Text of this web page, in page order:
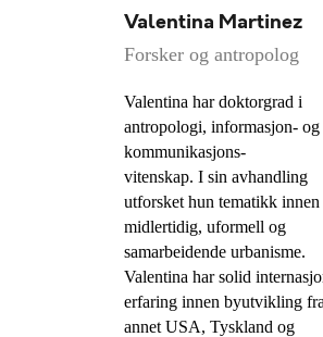
Valentina Martinez
Forsker og antropolog
Valentina har doktorgrad i
antropologi, informasjon- og
kommunikasjons-
vitenskap. I sin avhandling
utforsket hun tematikk innen
midlertidig, uformell og
samarbeidende urbanisme.
Valentina har solid
erfaring innen byutvikling
annet USA, Tyskland og